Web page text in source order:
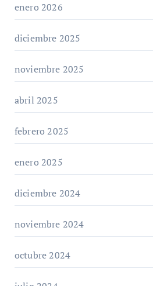
enero 2026
diciembre 2025
noviembre 2025
abril 2025
febrero 2025
enero 2025
diciembre 2024
noviembre 2024
octubre 2024